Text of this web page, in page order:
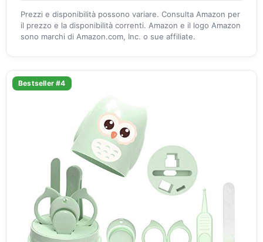
Prezzi e disponibilità possono variare. Consulta Amazon per
il prezzo e la disponibilità correnti. Amazon e il logo Amazon
sono marchi di Amazon.com, Inc. o sue affiliate.
Bestseller #4